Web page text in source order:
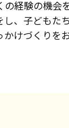
経験の機会
、子どもた
けづくりを